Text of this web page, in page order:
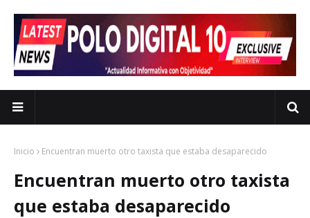
Inicio Encuentran muerto otro taxista que estaba desaparecido
Encuentran muerto otro taxista
que estaba desaparecido